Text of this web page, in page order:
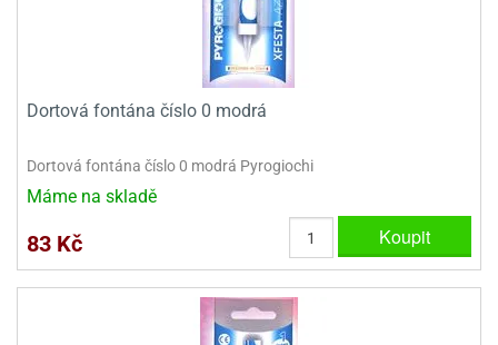
Dortová fontána číslo 0 modrá
Dortová fontána číslo 0 modrá Pyrogiochi
Máme na skladě
83 Kč Koupit